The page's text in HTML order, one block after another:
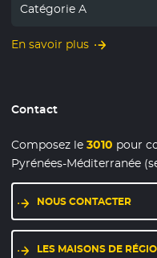
Catégorie A
En savoir plus
Contact
Composez le3010 pour
Pyrénées-Méditerranée
NOUS CONTACTER
LES MAISONS DE